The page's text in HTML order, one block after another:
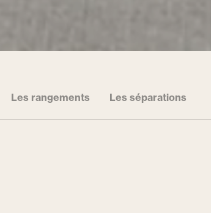
Les rangements Les séparations